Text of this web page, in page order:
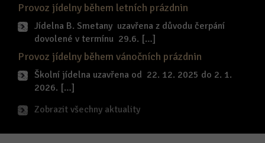
Provoz jídelny během letních prázdnin
Jídelna B. Smetany uzavřena z důvodu čerpání
dovolené v termínu 29.6. […]
Provoz jídelny během vánočních prázdnin
Školní jídelna uzavřena od 22. 12. 2025 do 2. 1.
2026. […]
Zobrazit všechny aktuality